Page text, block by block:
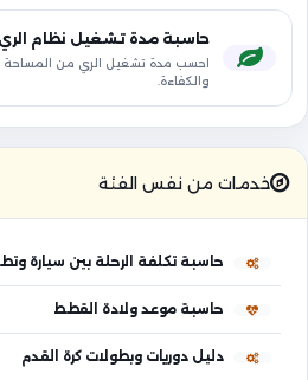
حاسبة مدة تشغيل نظام الري
احسب مدة تشغيل الري من
والكفاءة.
خدمات من نفس الفئة
حاسبة تكلفة الرحلة بين سيارة
حاسبة موعد ولادة القطط
دليل دوريات وبطولات كرة القدم